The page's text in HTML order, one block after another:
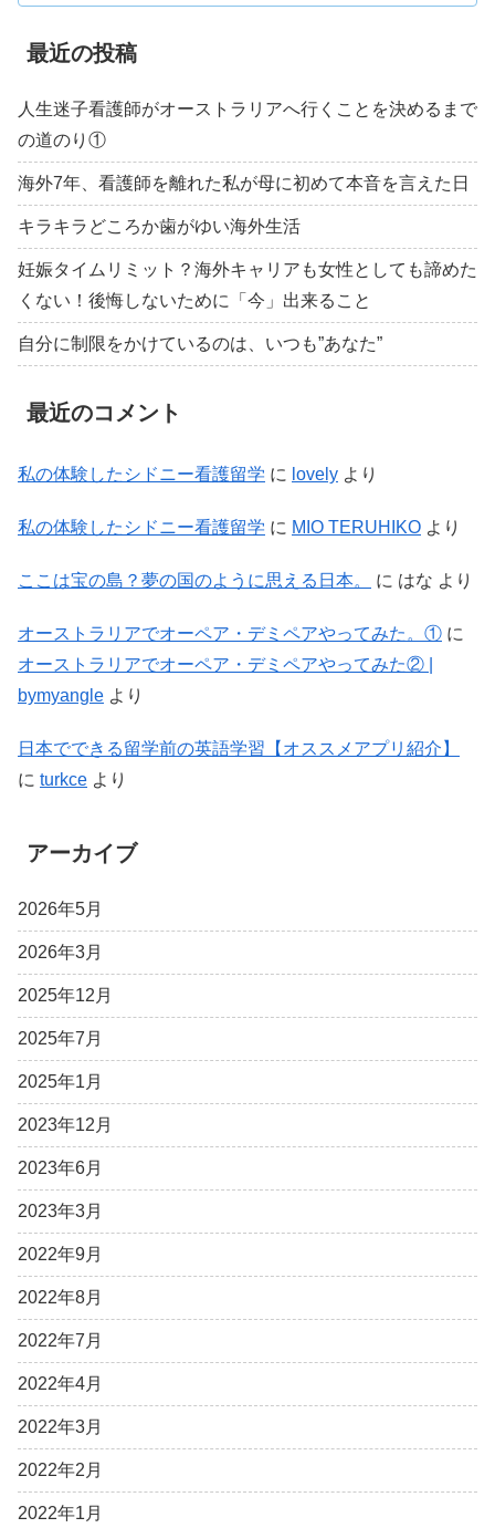
最近の投稿
人生迷子看護師がオーストラリアへ行くことを決めるまで
の道のり①
海外7年、看護師を離れた私が母に初めて本音を言えた日
キラキラどころか歯がゆい海外生活
妊娠タイムリミット？海外キャリアも女性としても諦めた
くない！後悔しないために「今」出来ること
自分に制限をかけているのは、いつも”あなた”
最近のコメント
私の体験したシドニー看護留学 に lovely より
私の体験したシドニー看護留学 に MIO TERUHIKO より
ここは宝の島？夢の国のように思える日本。 に はな より
オーストラリアでオーペア・デミペアやってみた。① に
オーストラリアでオーペア・デミペアやってみた② |
bymyangle より
日本でできる留学前の英語学習【オススメアプリ紹介】
に turkce より
アーカイブ
2026年5月
2026年3月
2025年12月
2025年7月
2025年1月
2023年12月
2023年6月
2023年3月
2022年9月
2022年8月
2022年7月
2022年4月
2022年3月
2022年2月
2022年1月